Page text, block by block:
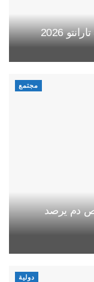
مجتمع
دم يرصد
دولية